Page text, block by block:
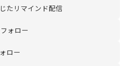
たリマインド配信
ォロー
ロー